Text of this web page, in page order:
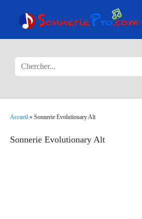
Accueil » Sonnerie Evolutionary Alt
Sonnerie Evolutionary Alt